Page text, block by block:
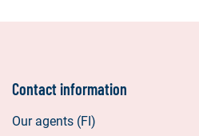
Contact information
Our agents (FI)